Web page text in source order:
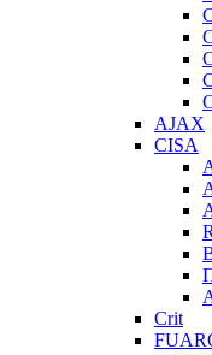
AJAX
CISA
Crit